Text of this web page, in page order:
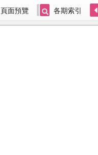
頁面預覽 各期索引